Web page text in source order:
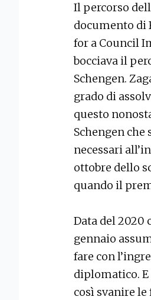
Il percorso
documento di
for a Council
bocciava il
Schengen.
grado di
questo
Schengen
necessari
ottobre dello
quando il
Data del 2020
gennaio
fare con
diplomatico.
così svanire